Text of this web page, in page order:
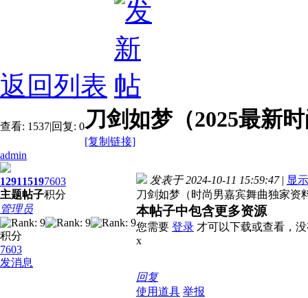
返回列表
查看: 1537|回复: 0 刀剑如梦（2025最新
[复制链接]
admin
1291
主题
1519
帖子
7603
积分
管理员
积分
7603
发消息
发表于 2024-10-11 15:59:47 | 显
刀剑如梦（时尚男嘉宾舞曲独家资
本帖子中包含更多资源
您需要 登录 才可以下载或查看，
x
回复
使用道具 举报